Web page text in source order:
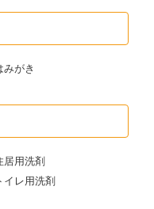
みがき
居用洗剤
イレ用洗剤